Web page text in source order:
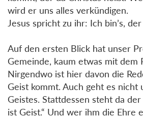
wird er uns alles verkündigen.
Jesus spricht zu ihr: Ich bin’s,
Auf den ersten Blick hat unser
Gemeinde, kaum etwas mit dem
Nirgendwo ist hier davon die
Geist kommt. Auch geht es nicht
Geistes. Stattdessen steht da
ist Geist.“ Und wer ihm die Ehre